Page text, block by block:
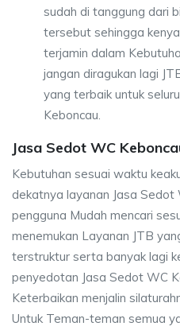
sudah di tanggung dari
tersebut sehingga
terjamin dalam
jangan diragukan lagi
yang terbaik untuk
Keboncau.
Jasa Sedot WC
Kebutuhan sesuai waktu
dekatnya layanan Jasa Sedot
pengguna Mudah mencari
menemukan Layanan JTB
terstruktur serta banyak lagi
penyedotan Jasa Sedot WC
Keterbaikan menjalin
Untuk Teman-teman semua